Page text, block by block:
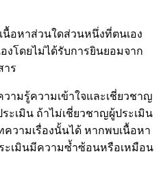
นื้อหาส่วนใดส่วนหนึ่งที่ตนเอง
งโดยไม่ได้รับการยินยอมจาก
าร
ามรู้ความเข้าใจและเชี่ยวชาญ
ะเมิน ถ้าไม่เชี่ยวชาญผู้ประเมิน
วามเรื่องนั้นได้ หากพบเนื้อหา
ะเมินมีความซ้ำซ้อนหรือเหมือน